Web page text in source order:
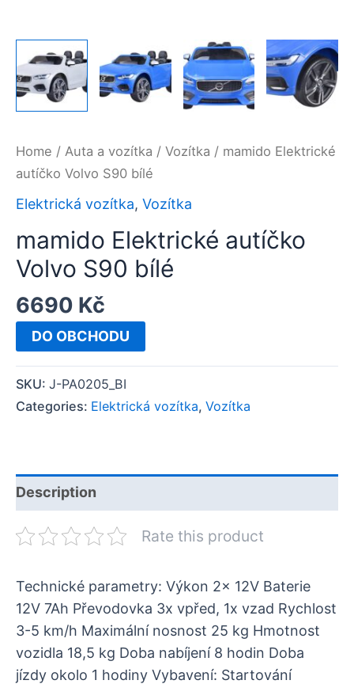
Home / Auta a vozítka / Vozítka / mamido Elektrické
autíčko Volvo S90 bílé
Elektrická vozítka, Vozítka
mamido Elektrické autíčko
Volvo S90 bílé
6690 Kč
DO OBCHODU
SKU: J-PA0205_BI
Categories: Elektrická vozítka, Vozítka
Description
Rate this product
Technické parametry: Výkon 2x 12V Baterie
12V 7Ah Převodovka 3x vpřed, 1x vzad Rychlost
3-5 km/h Maximální nosnost 25 kg Hmotnost
vozidla 18,5 kg Doba nabíjení 8 hodin Doba
jízdy okolo 1 hodiny Vybavení: Startování